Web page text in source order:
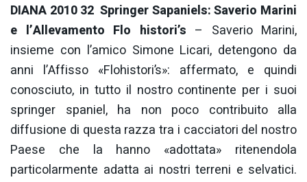
DIANA 2010 32 Springer Sapaniels: Saverio Marini
e l’Allevamento Flo histori’s – Saverio Marini,
insieme con l’amico Simone Licari, detengono da
anni l’Affisso «Flohistori’s»: affermato, e quindi
conosciuto, in tutto il nostro continente per i suoi
springer spaniel, ha non poco contribuito alla
diffusione di questa razza tra i cacciatori del nostro
Paese che la hanno «adottata» ritenendola
particolarmente adatta ai nostri terreni e selvatici.